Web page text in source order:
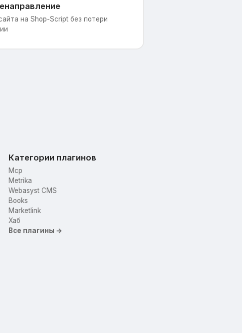
на Shop-Script без потери
Категории плагинов
Mcp
Metrika
Webasyst CMS
Books
Marketlink
Хаб
Все плагины →